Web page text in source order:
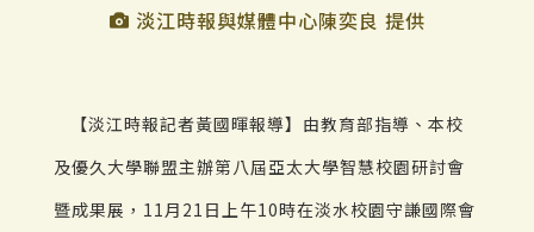
淡江時報與媒體中心陳奕良 提供
【淡江時報記者黃國暉報導】由教育部指導、本校
及優久大學聯盟主辦第八屆亞太大學智慧校園研討會
暨成果展，11月21日上午10時在淡水校園守謙國際會